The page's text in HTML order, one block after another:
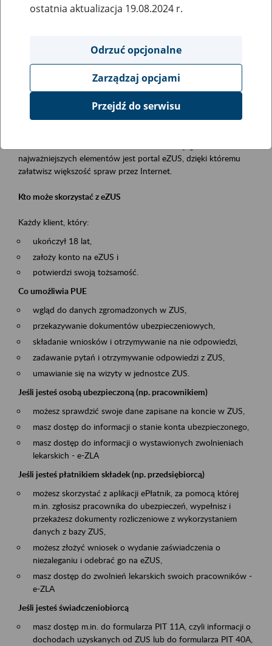
Szkolenia
obsługa klientów
Event description
Platforma Usług Elektronicznych ZUS eZUS
najważniejszych elementów jest portal eZUS, dzięki któremu
załatwisz większość spraw przez Internet.
Kto może skorzystać z eZUS
Każdy klient, który:
ukończył 18 lat,
założy konto na eZUS i
potwierdzi swoją tożsamość.
Co umożliwia PUE
wgląd do danych zgromadzonych w ZUS,
przekazywanie dokumentów ubezpieczeniowych,
składanie wniosków i otrzymywanie na nie odpowiedzi,
zadawanie pytań i otrzymywanie odpowiedzi z ZUS,
umawianie się na wizyty w jednostce ZUS.
Jeśli jesteś osobą ubezpieczoną (np. pracownikiem)
możesz sprawdzić swoje dane zapisane na koncie w ZUS,
masz dostęp do informacji o stanie konta ubezpieczonego,
masz dostęp do informacji o wystawionych zwolnieniach
lekarskich - e-ZLA
Jeśli jesteś płatnikiem składek (np. przedsiębiorcą)
możesz skorzystać z aplikacji ePłatnik, za pomocą której
m.in. zgłosisz pracownika do ubezpieczeń, wypełnisz i
przekażesz dokumenty rozliczeniowe z wykorzystaniem
danych z bazy ZUS,
możesz złożyć wniosek o wydanie zaświadczenia o
niezaleganiu i odebrać go na eZUS,
masz dostęp do zwolnień lekarskich swoich pracowników -
e-ZLA
Jeśli jesteś świadczeniobiorcą
masz dostęp m.in. do formularza PIT 11A, czyli informacji o
dochodach uzyskanych od ZUS lub do formularza PIT 40A,
ostatnia aktualizacja 19.08.2024 r.
Odrzuć opcjonalne
Zarządzaj opcjami
Przejdź do serwisu